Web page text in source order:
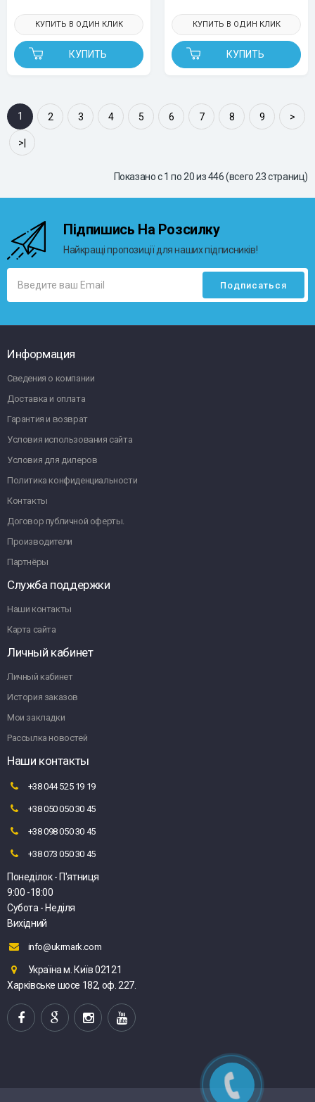
КУПИТЬ
КУПИТЬ В ОДИН КЛИК
КУПИТЬ
КУПИТЬ В ОДИН КЛИК
1 2 3 4 5 6 7 8 9 >
>|
Показано с 1 по 20 из 446 (всего 23 страниц)
Підпишись На Розсилку
Найкращі пропозиції для наших підписників!
Информация
Сведения о компании
Доставка и оплата
Гарантия и возврат
Условия использования сайта
Условия для дилеров
Политика конфиденциальности
Контакты
Договор публичной оферты.
Производители
Партнёры
Служба поддержки
Наши контакты
Карта сайта
Личный кабинет
Личный кабинет
История заказов
Мои закладки
Рассылка новостей
Наши контакты
+38 044 525 19 19
+38 050 050 30 45
+38 098 050 30 45
+38 073 050 30 45
Понеділок - П'ятниця
9:00 -18:00
Субота - Неділя
Вихідний
info@ukrmark.com
Україна м. Київ 02121
Харківське шосе 182, оф. 227.